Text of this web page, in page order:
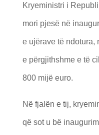
Kryeministri i
mori pjesë në
e ujërave të ndotura,
e përgjithshme e të
800 mijë euro.
Në fjalën e tij,
që sot u bë